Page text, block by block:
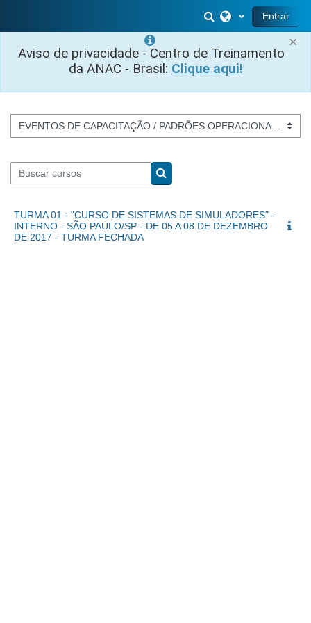
×
Aviso de privacidade - Centro de Treinamento
da ANAC - Brasil: Clique aqui!
Alternar entrada
Entrar
Categorias de Cursos
Buscar cursos
Buscar cursos
TURMA 01 - "CURSO DE SISTEMAS DE SIMULADORES" -
INTERNO - SÃO PAULO/SP - DE 05 A 08 DE DEZEMBRO
DE 2017 - TURMA FECHADA